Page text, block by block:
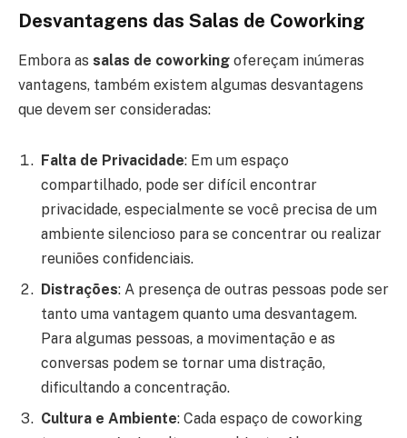
Desvantagens das Salas de Coworking
Embora as salas de coworking ofereçam inúmeras
vantagens, também existem algumas desvantagens
que devem ser consideradas:
Falta de Privacidade: Em um espaço
compartilhado, pode ser difícil encontrar
privacidade, especialmente se você precisa de um
ambiente silencioso para se concentrar ou realizar
reuniões confidenciais.
Distrações: A presença de outras pessoas pode ser
tanto uma vantagem quanto uma desvantagem.
Para algumas pessoas, a movimentação e as
conversas podem se tornar uma distração,
dificultando a concentração.
Cultura e Ambiente: Cada espaço de coworking